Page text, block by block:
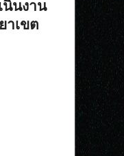
นินงาน
าเขต